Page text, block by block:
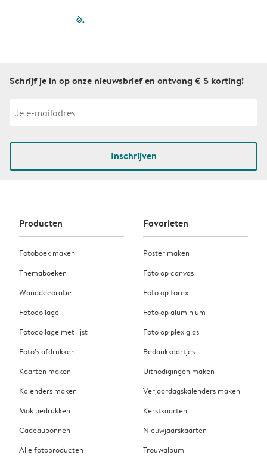
filled-pagination
Schrijf je in op onze nieuwsbrief en ontvang € 5 korting!
Inschrijven
Producten
Fotoboek maken
Themaboeken
Wanddecoratie
Fotocollage
Fotocollage met lijst
Foto’s afdrukken
Kaarten maken
Kalenders maken
Mok bedrukken
Cadeaubonnen
Alle fotoproducten
Favorieten
Poster maken
Foto op canvas
Foto op forex
Foto op aluminium
Foto op plexiglas
Bedankkaartjes
Uitnodigingen maken
Verjaardagskalenders maken
Kerstkaarten
Nieuwjaarskaarten
Trouwalbum